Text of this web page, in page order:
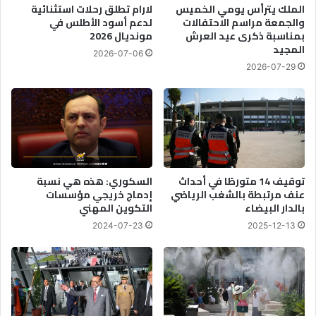
ي
ر
ة
ف
ي
ف
س
ا
الملك يترأس يومي الخميس
والجمعة مراسم الاحتفالات
بمناسبة ذكرى عيد العرش
المجيد
2026-07-29
لارام تطلق رحلات استثنائية
لدعم أسود الأطلس في
مونديال 2026
2026-07-06
توقيف 14 متورطًا في أحداث
عنف مرتبطة بالشغب الرياضي
بالدار البيضاء
2025-12-13
السكوري: هذه هي نسبة
إدماج خريجي مؤسسات
التكوين المهني
2024-07-23